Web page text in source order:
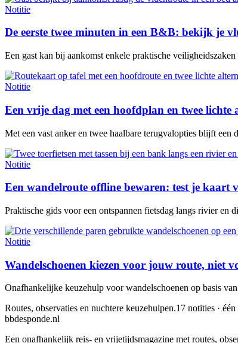
Notitie
De eerste twee minuten in een B&B: bekijk je
Een gast kan bij aankomst enkele praktische
Notitie
Een vrije dag met een hoofdplan en twee lichte
Met een vast anker en twee haalbare terugvalopties blijft een
Notitie
Een wandelroute offline bewaren: test je kaart
Praktische gids voor een ontspannen fietsdag langs rivier en
Notitie
Wandelschoenen kiezen voor jouw route, niet
Onafhankelijke keuzehulp voor wandelschoenen op basis
Routes, observaties en nuchtere keuzehulpen.17 notities ·
bbdesponde.nl
Een onafhankelijk reis- en vrijetijdsmagazine met routes,